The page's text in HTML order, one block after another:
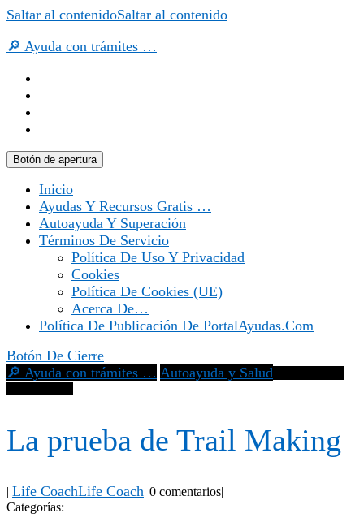
Saltar al contenidoSaltar al contenido
🔎 Ayuda con trámites …
Botón de apertura
Inicio
Ayudas Y Recursos Gratis …
Autoayuda Y Superación
Términos De Servicio
Política De Uso Y Privacidad
Cookies
Política De Cookies (UE)
Acerca De…
Política De Publicación De PortalAyudas.com
Botón De Cierre
🔎 Ayuda con trámites … Autoayuda y Salud
La prueba de Trail Making
| Life CoachLife Coach| 0 comentarios|
Categorías: